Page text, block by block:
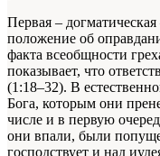
Первая –
положение об
факта всеобщности
показывает, что
(1:18–32). В
Бога, которым они
числе и в первую
они впали, были
господствует и над